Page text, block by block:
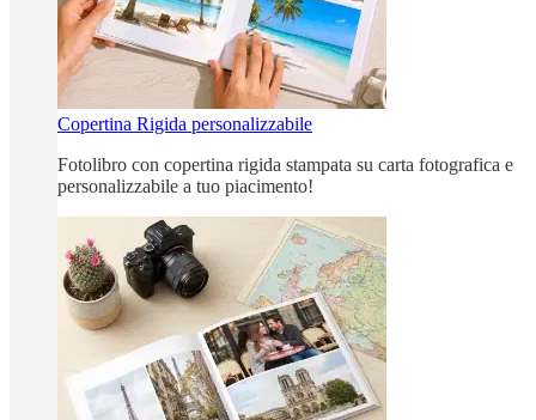
Copertina Rigida personalizzabile
Fotolibro con copertina rigida stampata su carta fotografica e
personalizzabile a tuo piacimento!